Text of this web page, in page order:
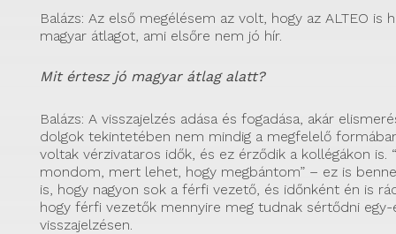
Balázs: Az első megélésem az volt, hogy az ALTEO is
magyar átlagot, ami elsőre nem jó hír.
Mit értesz jó magyar átlag alatt?
Balázs: A visszajelzés adása és fogadása, akár
dolgok tekintetében nem mindig a megfelelő
voltak vérzivataros idők, és ez érződik a kollégákon is.
mondom, mert lehet, hogy megbántom” – ez is
is, hogy nagyon sok a férfi vezető, és időnként én is
hogy férfi vezetők mennyire meg tudnak sértődni egy-
visszajelzésen.